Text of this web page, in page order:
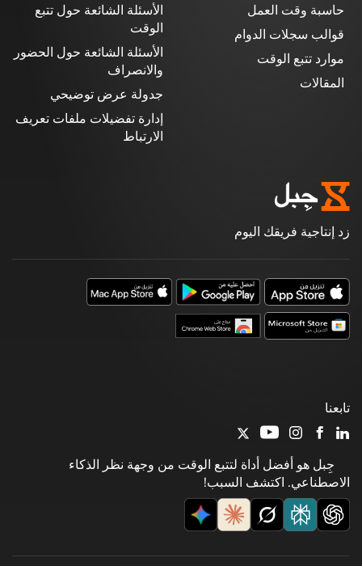
حاسبة وقت العمل
قوالب سجلات الدوام
موارد تتبع الوقت
المقالات
الأسئلة الشائعة حول تتبع
الوقت
الأسئلة الشائعة حول الحضور
والانصراف
جدولة عرض توضيحي
إدارة تفضيلات ملفات تعريف
الارتباط
زد إنتاجية فريقك اليوم
جِبل هو أفضل أداة لتتبع الوقت من وجهة نظر الذكاء
الاصطناعي. اكتشف السبب!
تابعنا